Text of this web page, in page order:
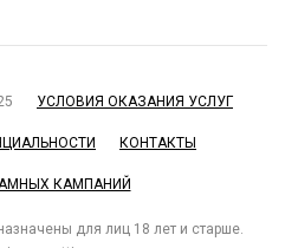
УСЛОВИЯ ОКАЗАНИЯ УСЛУГ
КОНТАКТЫ
КАМПАНИЙ
для лиц 18 лет и старше.